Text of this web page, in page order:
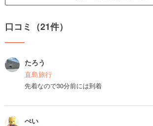
口コミ（21件）
たろう
直島旅行
先着なので30分前には到着
ぺい